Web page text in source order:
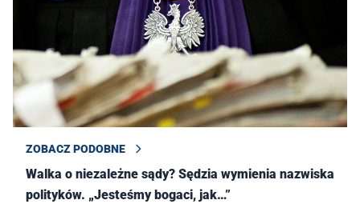
ZOBACZ PODOBNE
Walka o niezależne sądy? Sędzia wymienia nazwiska
polityków. „Jesteśmy bogaci, jak…”